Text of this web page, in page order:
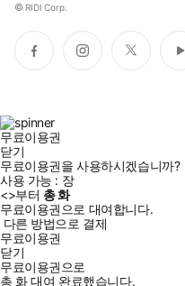
© RIDI Corp.
페
이
인
스
트
위
유
튜
무료이용권
닫기
무료이용권을 사용하시겠습니까?
사용 가능 : 장
<>부터 총화
무료이용권으로 대여합니다.
다른 방법으로 결제
무료이용권
닫기
무료이용권으로
총 화대여 완료했습니다.